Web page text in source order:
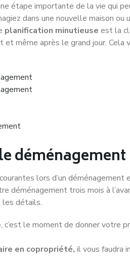
étape importante de la vie qui
dans une nouvelle maison
planification minutieuse est la
et même après le grand jour.
déménagement
lors d’un
déménagement trois mois à
les détails.
, c’est le moment de donner votre
en copropriété, il vous faudra